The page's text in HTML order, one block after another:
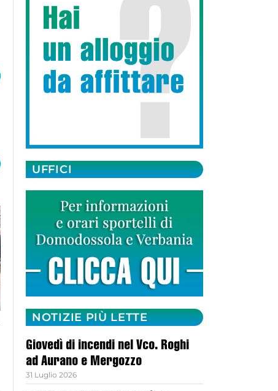
UFFICI
NOTIZIE PIÙ LETTE
Giovedì di incendi nel Vco. Roghi
ad Aurano e Mergozzo
31 Luglio 2026